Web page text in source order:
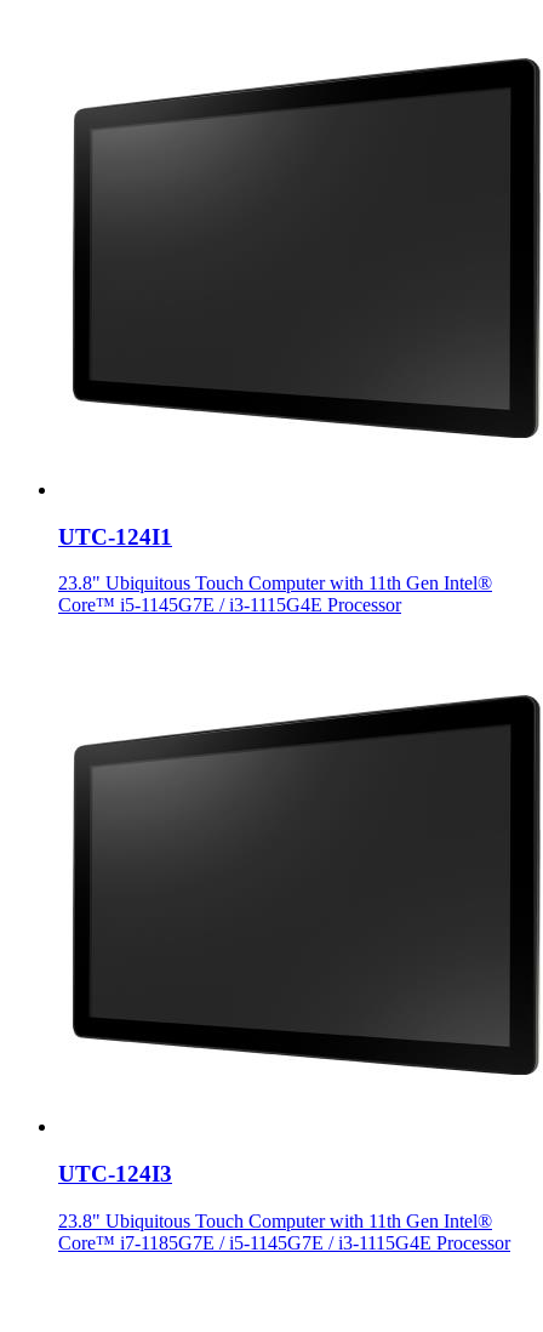
UTC-124I1
23.8" Ubiquitous Touch Computer with 11th Gen Intel®
Core™ i5-1145G7E / i3-1115G4E Processor
UTC-124I3
23.8" Ubiquitous Touch Computer with 11th Gen Intel®
Core™ i7-1185G7E / i5-1145G7E / i3-1115G4E Processor